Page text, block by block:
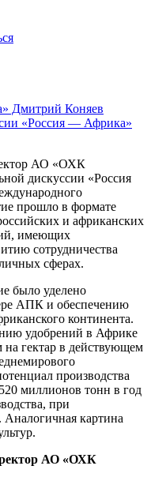
АО «ОХК
дискуссии «Россия
прошло в формате
и африканских
имеющих
сотрудничества
сферах.
было уделено
АПК и обеспечению
континента.
удобрений в Африке
на гектар в действующем
производства
миллионов тонн в год
при
картина
АО «ОХК